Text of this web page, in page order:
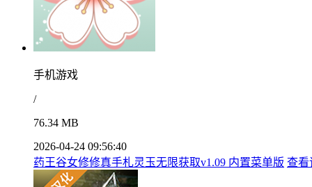
手机游戏
/
76.34 MB
2026-04-24 09:56:40
药王谷女修修真手札灵玉无限获取v1.09 内置菜单版 查看